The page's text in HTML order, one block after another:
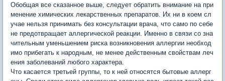
Обобщая все сказанное выше, следует обратить внимание на при
менение химических лекарственных препаратов. Их ни в коем сл
учае нельзя принимать без консультации врача, что само по себе
не предотвращает аллергической реакции. Именно в связи со зна
чительным уменьшением риска возникновения аллергии необход
имо прибегать к народным, не менее действенным свойствам леч
ения заболеваний любого характера.
Что касается третьей группы, то к ней относятся бытовые аллерг